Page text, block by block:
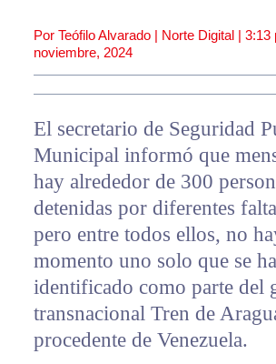
Por Teófilo Alvarado | Norte Digital | 3:13
noviembre, 2024
El secretario de Seguridad
Municipal informó que
hay alrededor de 300
detenidas por diferentes
pero entre todos ellos, no
momento uno solo que se
identificado como parte del
transnacional Tren de
procedente de Venezuela.